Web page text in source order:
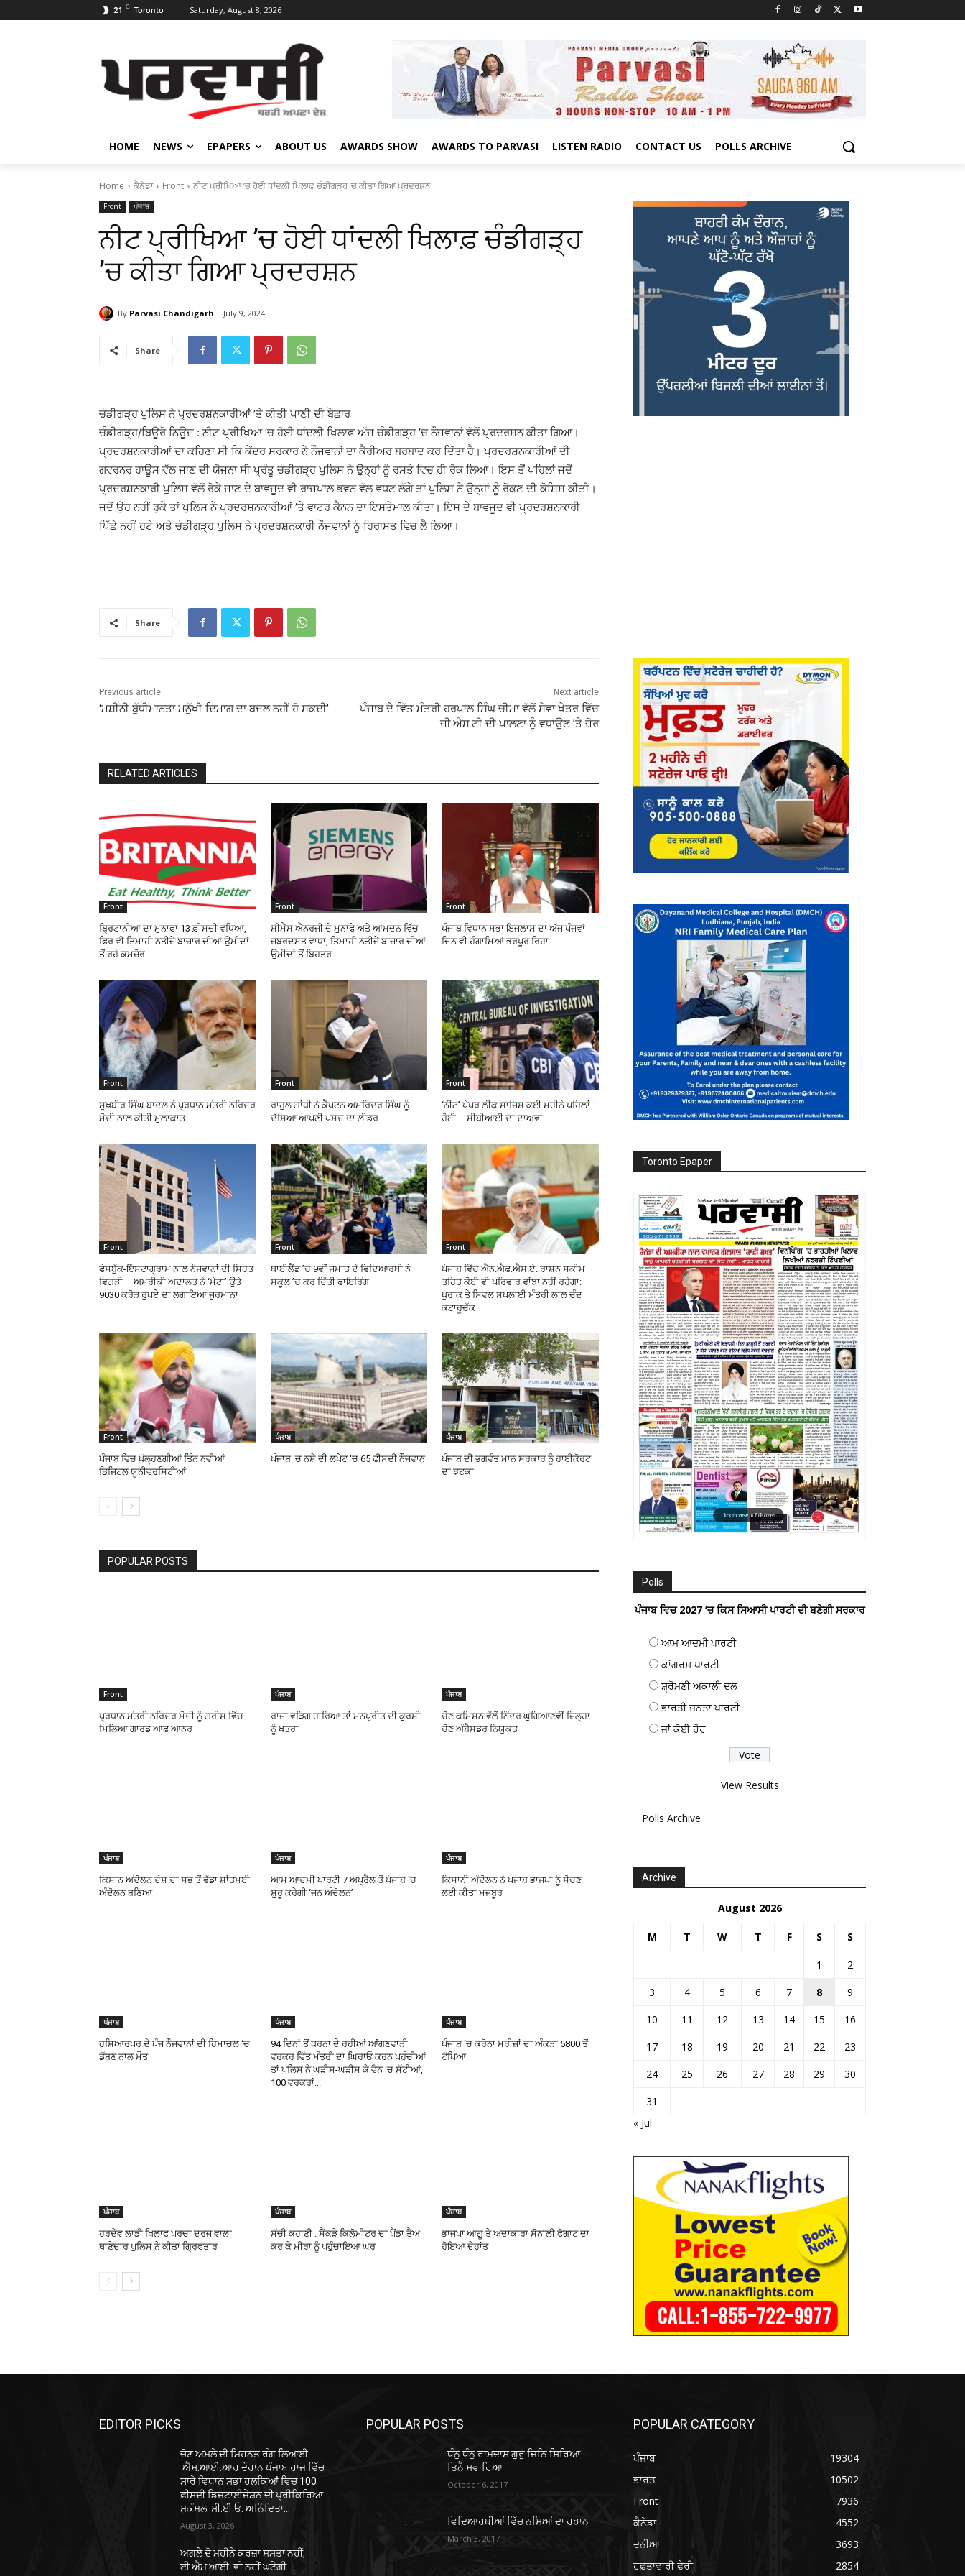
21 C Toronto Saturday, August 8, 2026
HOME NEWS EPAPERS ABOUT US AWARDS SHOW AWARDS TO PARVASI LISTEN RADIO CONTACT US POLLS ARCHIVE
Home ਕੈਨੇਡਾ Front ਨੀਟ ਪ੍ਰੀਖਿਆ ’ਚ ਹੋਈ ਧਾਂਦਲੀ ਖਿਲਾਫ਼ ਚੰਡੀਗੜ੍ਹ ’ਚ ਕੀਤਾ ਗਿਆ ਪ੍ਰਦਰਸ਼ਨ
Front ਪੰਜਾਬ
ਨੀਟ ਪ੍ਰੀਖਿਆ ’ਚ ਹੋਈ ਧਾਂਦਲੀ ਖਿਲਾਫ਼ ਚੰਡੀਗੜ੍ਹ
’ਚ ਕੀਤਾ ਗਿਆ ਪ੍ਰਦਰਸ਼ਨ
By Parvasi Chandigarh July 9, 2024
Share
ਚੰਡੀਗੜ੍ਹ ਪੁਲਿਸ ਨੇ ਪ੍ਰਦਰਸ਼ਨਕਾਰੀਆਂ ’ਤੇ ਕੀਤੀ ਪਾਣੀ ਦੀ ਬੌਛਾਰ
ਚੰਡੀਗੜ੍ਹ/ਬਿਊਰੋ ਨਿਊਜ਼ : ਨੀਟ ਪ੍ਰੀਖਿਆ ’ਚ ਹੋਈ ਧਾਂਦਲੀ ਖਿਲਾਫ਼ ਅੱਜ ਚੰਡੀਗੜ੍ਹ ’ਚ ਨੌਜਵਾਨਾਂ ਵੱਲੋਂ ਪ੍ਰਦਰਸ਼ਨ ਕੀਤਾ ਗਿਆ।
ਪ੍ਰਦਰਸ਼ਨਕਾਰੀਆਂ ਦਾ ਕਹਿਣਾ ਸੀ ਕਿ ਕੇਂਦਰ ਸਰਕਾਰ ਨੇ ਨੌਜਵਾਨਾਂ ਦਾ ਕੈਰੀਅਰ ਬਰਬਾਦ ਕਰ ਦਿੱਤਾ ਹੈ। ਪ੍ਰਦਰਸ਼ਨਕਾਰੀਆਂ ਦੀ
ਗਵਰਨਰ ਹਾਊਸ ਵੱਲ ਜਾਣ ਦੀ ਯੋਜਨਾ ਸੀ ਪ੍ਰੰਤੂ ਚੰਡੀਗੜ੍ਹ ਪੁਲਿਸ ਨੇ ਉਨ੍ਹਾਂ ਨੂੰ ਰਸਤੇ ਵਿਚ ਹੀ ਰੋਕ ਲਿਆ। ਇਸ ਤੋਂ ਪਹਿਲਾਂ ਜਦੋਂ
ਪ੍ਰਦਰਸ਼ਨਕਾਰੀ ਪੁਲਿਸ ਵੱਲੋਂ ਰੋਕੇ ਜਾਣ ਦੇ ਬਾਵਜੂਦ ਵੀ ਰਾਜਪਾਲ ਭਵਨ ਵੱਲ ਵਧਣ ਲੱਗੇ ਤਾਂ ਪੁਲਿਸ ਨੇ ਉਨ੍ਹਾਂ ਨੂੰ ਰੋਕਣ ਦੀ ਕੋਸ਼ਿਸ਼ ਕੀਤੀ।
ਜਦੋਂ ਉਹ ਨਹੀਂ ਰੁਕੇ ਤਾਂ ਪੁਲਿਸ ਨੇ ਪ੍ਰਦਰਸ਼ਨਕਾਰੀਆਂ ’ਤੇ ਵਾਟਰ ਕੈਨਨ ਦਾ ਇਸਤੇਮਾਲ ਕੀਤਾ। ਇਸ ਦੇ ਬਾਵਜੂਦ ਵੀ ਪ੍ਰਦਰਸ਼ਨਕਾਰੀ
ਪਿੱਛੇ ਨਹੀਂ ਹਟੇ ਅਤੇ ਚੰਡੀਗੜ੍ਹ ਪੁਲਿਸ ਨੇ ਪ੍ਰਦਰਸ਼ਨਕਾਰੀ ਨੌਜਵਾਨਾਂ ਨੂੰ ਹਿਰਾਸਤ ਵਿਚ ਲੈ ਲਿਆ।
Share
Previous article
‘ਮਸ਼ੀਨੀ ਬੁੱਧੀਮਾਨਤਾ ਮਨੁੱਖੀ ਦਿਮਾਗ ਦਾ ਬਦਲ ਨਹੀਂ ਹੋ ਸਕਦੀ’
Next article
ਪੰਜਾਬ ਦੇ ਵਿੱਤ ਮੰਤਰੀ ਹਰਪਾਲ ਸਿੰਘ ਚੀਮਾ ਵੱਲੋਂ ਸੇਵਾ ਖੇਤਰ ਵਿੱਚ
ਜੀ.ਐਸ.ਟੀ ਦੀ ਪਾਲਣਾ ਨੂੰ ਵਧਾਉਣ ’ਤੇ ਜ਼ੋਰ
RELATED ARTICLES
Front
ਬ੍ਰਿਟਾਨੀਆ ਦਾ ਮੁਨਾਫਾ 13 ਫ਼ੀਸਦੀ ਵਧਿਆ,
ਫਿਰ ਵੀ ਤਿਮਾਹੀ ਨਤੀਜੇ ਬਾਜ਼ਾਰ ਦੀਆਂ ਉਮੀਦਾਂ
ਤੋਂ ਰਹੇ ਕਮਜ਼ੋਰ
Front
ਸੀਮੈਂਸ ਐਨਰਜੀ ਦੇ ਮੁਨਾਫੇ ਅਤੇ ਆਮਦਨ ਵਿੱਚ
ਜ਼ਬਰਦਸਤ ਵਾਧਾ, ਤਿਮਾਹੀ ਨਤੀਜੇ ਬਾਜ਼ਾਰ ਦੀਆਂ
ਉਮੀਦਾਂ ਤੋਂ ਬਿਹਤਰ
Front
ਪੰਜਾਬ ਵਿਧਾਨ ਸਭਾ ਇਜਲਾਸ ਦਾ ਅੱਜ ਪੰਜਵਾਂ
ਦਿਨ ਵੀ ਹੰਗਾਮਿਆਂ ਭਰਪੂਰ ਰਿਹਾ
Front
ਸੁਖਬੀਰ ਸਿੰਘ ਬਾਦਲ ਨੇ ਪ੍ਰਧਾਨ ਮੰਤਰੀ ਨਰਿੰਦਰ
ਮੋਦੀ ਨਾਲ ਕੀਤੀ ਮੁਲਾਕਾਤ
Front
ਰਾਹੁਲ ਗਾਂਧੀ ਨੇ ਕੈਪਟਨ ਅਮਰਿੰਦਰ ਸਿੰਘ ਨੂੰ
ਦੱਸਿਆ ਆਪਣੀ ਪਸੰਦ ਦਾ ਲੀਡਰ
Front
‘ਨੀਟ’ ਪੇਪਰ ਲੀਕ ਸਾਜਿਸ਼ ਕਈ ਮਹੀਨੇ ਪਹਿਲਾਂ
ਹੋਈ – ਸੀਬੀਆਈ ਦਾ ਦਾਅਵਾ
Front
ਫੇਸਬੁੱਕ-ਇੰਸਟਾਗ੍ਰਾਮ ਨਾਲ ਨੌਜਵਾਨਾਂ ਦੀ ਸਿਹਤ
ਵਿਗੜੀ – ਅਮਰੀਕੀ ਅਦਾਲਤ ਨੇ ‘ਮੇਟਾ’ ਉਤੇ
9030 ਕਰੋੜ ਰੁਪਏ ਦਾ ਲਗਾਇਆ ਜੁਰਮਾਨਾ
Front
ਥਾਈਲੈਂਡ ’ਚ 9ਵੀਂ ਜਮਾਤ ਦੇ ਵਿਦਿਆਰਥੀ ਨੇ
ਸਕੂਲ ’ਚ ਕਰ ਦਿੱਤੀ ਫਾਇਰਿੰਗ
Front
ਪੰਜਾਬ ਵਿੱਚ ਐਨ.ਐਫ.ਐਸ.ਏ. ਰਾਸ਼ਨ ਸਕੀਮ
ਤਹਿਤ ਕੋਈ ਵੀ ਪਰਿਵਾਰ ਵਾਂਝਾ ਨਹੀਂ ਰਹੇਗਾ:
ਖੁਰਾਕ ਤੇ ਸਿਵਲ ਸਪਲਾਈ ਮੰਤਰੀ ਲਾਲ ਚੰਦ
ਕਟਾਰੂਚੱਕ
Front
ਪੰਜਾਬ ਵਿਚ ਖੁੱਲ੍ਹਣਗੀਆਂ ਤਿੰਨ ਨਵੀਆਂ
ਡਿਜਿਟਲ ਯੂਨੀਵਰਸਿਟੀਆਂ
ਪੰਜਾਬ
ਪੰਜਾਬ ‘ਚ ਨਸ਼ੇ ਦੀ ਲਪੇਟ ‘ਚ 65 ਫੀਸਦੀ ਨੌਜਵਾਨ
ਪੰਜਾਬ
ਪੰਜਾਬ ਦੀ ਭਗਵੰਤ ਮਾਨ ਸਰਕਾਰ ਨੂੰ ਹਾਈਕੋਰਟ
ਦਾ ਝਟਕਾ
POPULAR POSTS
Front
ਪ੍ਰਧਾਨ ਮੰਤਰੀ ਨਰਿੰਦਰ ਮੋਦੀ ਨੂੰ ਗਰੀਸ ਵਿੱਚ
ਮਿਲਿਆ ਗਾਰਡ ਆਫ ਆਨਰ
ਪੰਜਾਬ
ਰਾਜਾ ਵੜਿੰਗ ਹਾਰਿਆ ਤਾਂ ਮਨਪ੍ਰੀਤ ਦੀ ਕੁਰਸੀ
ਨੂੰ ਖਤਰਾ
ਪੰਜਾਬ
ਚੋਣ ਕਮਿਸ਼ਨ ਵੱਲੋਂ ਨਿੰਦਰ ਘੁਗਿਆਣਵੀਂ ਜ਼ਿਲ੍ਹਾ
ਚੋਣ ਅੰਬੈਸਡਰ ਨਿਯੁਕਤ
ਪੰਜਾਬ
ਕਿਸਾਨ ਅੰਦੋਲਨ ਦੇਸ਼ ਦਾ ਸਭ ਤੋਂ ਵੱਡਾ ਸ਼ਾਂਤਮਈ
ਅੰਦੋਲਨ ਬਣਿਆ
ਪੰਜਾਬ
ਆਮ ਆਦਮੀ ਪਾਰਟੀ 7 ਅਪ੍ਰੈਲ ਤੋਂ ਪੰਜਾਬ ‘ਚ
ਸ਼ੁਰੂ ਕਰੇਗੀ ‘ਜਨ ਅੰਦੋਲਨ’
ਪੰਜਾਬ
ਕਿਸਾਨੀ ਅੰਦੋਲਨ ਨੇ ਪੰਜਾਬ ਭਾਜਪਾ ਨੂੰ ਸੋਚਣ
ਲਈ ਕੀਤਾ ਮਜਬੂਰ
ਪੰਜਾਬ
ਹੁਸ਼ਿਆਰਪੁਰ ਦੇ ਪੰਜ ਨੌਜਵਾਨਾਂ ਦੀ ਹਿਮਾਚਲ ‘ਚ
ਡੁੱਬਣ ਨਾਲ ਮੌਤ
ਪੰਜਾਬ
94 ਦਿਨਾਂ ਤੋਂ ਧਰਨਾ ਦੇ ਰਹੀਆਂ ਆਂਗਣਵਾੜੀ
ਵਰਕਰ ਵਿੱਤ ਮੰਤਰੀ ਦਾ ਘਿਰਾਓ ਕਰਨ ਪਹੁੰਚੀਆਂ
ਤਾਂ ਪੁਲਿਸ ਨੇ ਘੜੀਸ-ਘੜੀਸ ਕੇ ਵੈਨ ‘ਚ ਸੁੱਟੀਆਂ,
100 ਵਰਕਰਾਂ...
ਪੰਜਾਬ
ਪੰਜਾਬ ‘ਚ ਕਰੋਨਾ ਮਰੀਜ਼ਾਂ ਦਾ ਅੰਕੜਾ 5800 ਤੋਂ
ਟੱਪਿਆ
ਪੰਜਾਬ
ਹਰਦੇਵ ਲਾਡੀ ਖਿਲਾਫ ਪਰਚਾ ਦਰਜ ਵਾਲਾ
ਥਾਣੇਦਾਰ ਪੁਲਿਸ ਨੇ ਕੀਤਾ ਗ੍ਰਿਫਤਾਰ
ਪੰਜਾਬ
ਸੱਚੀ ਕਹਾਣੀ : ਸੈਂਕੜੇ ਕਿਲੋਮੀਟਰ ਦਾ ਪੈਂਡਾ ਤੈਅ
ਕਰ ਕੇ ਮੀਰਾ ਨੂੰ ਪਹੁੰਚਾਇਆ ਘਰ
ਪੰਜਾਬ
ਭਾਜਪਾ ਆਗੂ ਤੇ ਅਦਾਕਾਰਾ ਸੋਨਾਲੀ ਫੋਗਾਟ ਦਾ
ਹੋਇਆ ਦੇਹਾਂਤ
Toronto Epaper
Polls
ਪੰਜਾਬ ਵਿਚ 2027 ’ਚ ਕਿਸ ਸਿਆਸੀ ਪਾਰਟੀ ਦੀ ਬਣੇਗੀ ਸਰਕਾਰ
ਆਮ ਆਦਮੀ ਪਾਰਟੀ
ਕਾਂਗਰਸ ਪਾਰਟੀ
ਸ਼੍ਰੋਮਣੀ ਅਕਾਲੀ ਦਲ
ਭਾਰਤੀ ਜਨਤਾ ਪਾਰਟੀ
ਜਾਂ ਕੋਈ ਹੋਰ
View Results
Polls Archive
Archive
August 2026
M T W T F S S
1
2
3
4 5 6 7 8
9
10
11 12 13 14 15
16
17
18 19 20 21 22
23
24
25 26 27 28 29
30
31
« Jul
EDITOR PICKS
ਚੋਣ ਅਮਲੇ ਦੀ ਮਿਹਨਤ ਰੰਗ ਲਿਆਈ:
ਐਸ.ਆਈ.ਆਰ ਦੌਰਾਨ ਪੰਜਾਬ ਰਾਜ ਵਿੱਚ
ਸਾਰੇ ਵਿਧਾਨ ਸਭਾ ਹਲਕਿਆਂ ਵਿਚ 100
ਫ਼ੀਸਦੀ ਡਿਜਟਾਈਜੇਸ਼ਨ ਦੀ ਪ੍ਰੀਕਿਰਿਆ
ਮੁਕੰਮਲ: ਸੀ.ਈ.ਓ. ਅਨਿੰਦਿਤਾ...
August 3, 2026
ਅਗਲੇ ਦੋ ਮਹੀਨੇ ਕਰਜ਼ਾ ਸਸਤਾ ਨਹੀਂ,
ਈ.ਐਮ.ਆਈ. ਵੀ ਨਹੀਂ ਘਟੇਗੀ
POPULAR POSTS
ਧੰਨੁ ਧੰਨੁ ਰਾਮਦਾਸ ਗੁਰੁ ਜਿਨਿ ਸਿਰਿਆ
ਤਿਨੈ ਸਵਾਰਿਆ
October 6, 2017
ਵਿਦਿਆਰਥੀਆਂ ਵਿੱਚ ਨਸ਼ਿਆਂ ਦਾ ਰੁਝਾਨ
March 3, 2017
POPULAR CATEGORY
ਪੰਜਾਬ
19304
ਭਾਰਤ
10502
Front
7936
ਕੈਨੇਡਾ
4552
ਦੁਨੀਆ
3693
ਹਫ਼ਤਾਵਾਰੀ ਫੇਰੀ
2854